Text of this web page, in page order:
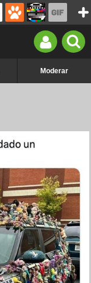
Moderar